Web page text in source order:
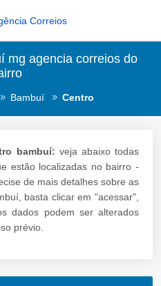
mg agencia correios do
Bambuí Centro
bambuí: veja abaixo todas
estão localizadas no bairro -
de mais detalhes sobre as
basta clicar em "acessar",
dados podem ser alterados
prévio.